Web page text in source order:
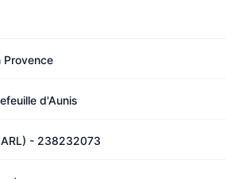
Provence
d'Aunis
- 238232073